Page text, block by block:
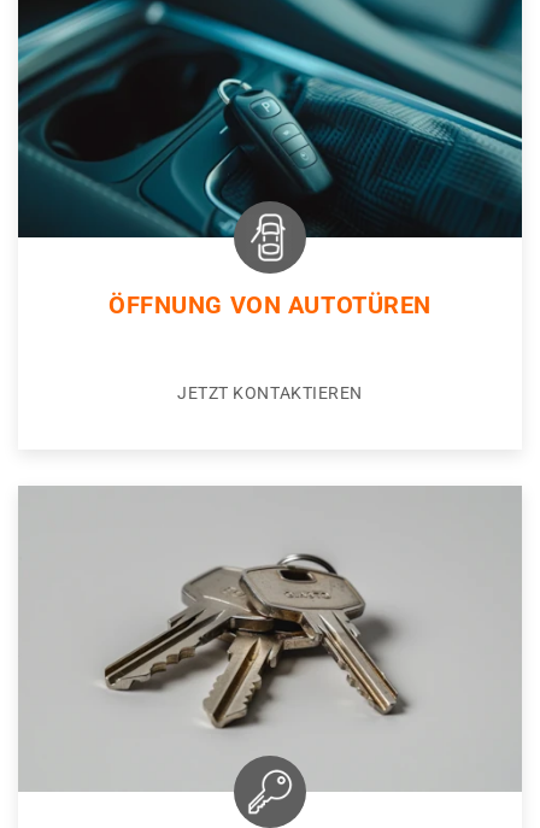
ÖFFNUNG VON AUTOTÜREN
JETZT KONTAKTIEREN